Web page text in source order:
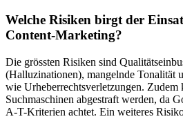
Welche Risiken birgt der
Content-Marketing?
Die grössten Risiken sind
(Halluzinationen), mangelnde Tonalität
wie Urheberrechtsverletzungen.
Suchmaschinen abgestraft werden, da
A-T-Kriterien achtet. Ein weiteres